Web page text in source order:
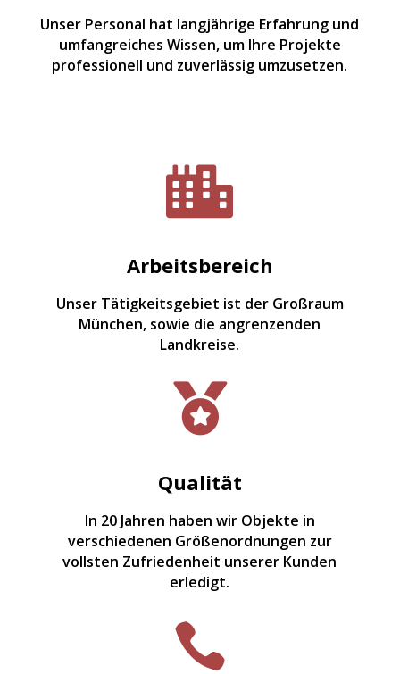
Unser Personal hat langjährige Erfahrung und
umfangreiches Wissen, um Ihre Projekte
professionell und zuverlässig umzusetzen.

Arbeitsbereich
Unser Tätigkeitsgebiet ist der Großraum
München, sowie die angrenzenden
Landkreise.

Qualität
In 20 Jahren haben wir Objekte in
verschiedenen Größenordnungen zur
vollsten Zufriedenheit unserer Kunden
erledigt.
